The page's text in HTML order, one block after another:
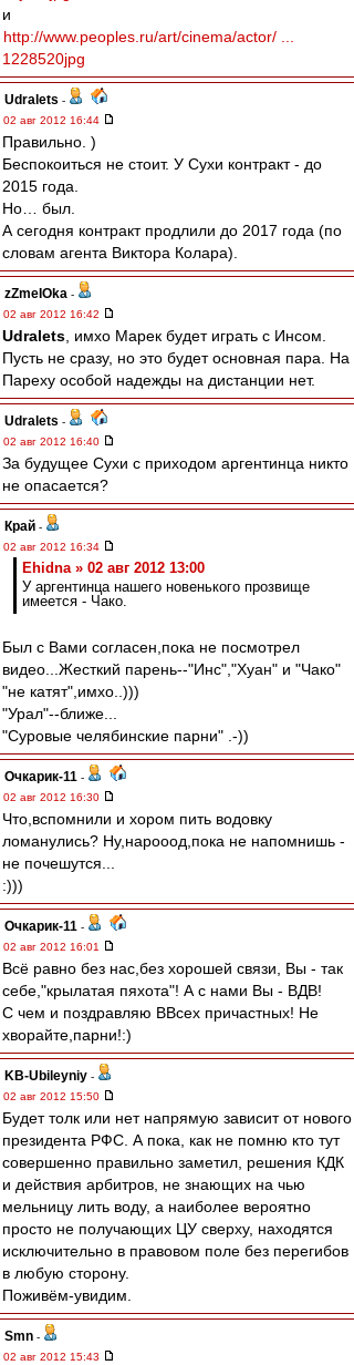
и
http://www.peoples.ru/art/cinema/actor/ ...
1228520jpg
Udralets -
02 авг 2012 16:44
Правильно. )
Беспокоиться не стоит. У Сухи контракт - до
2015 года.
Но… был.
А сегодня контракт продлили до 2017 года (по
словам агента Виктора Колара).
zZmeIOka -
02 авг 2012 16:42
Udralets , имхо Марек будет играть с Инсом.
Пусть не сразу, но это будет основная пара. На
Пареху особой надежды на дистанции нет.
Udralets -
02 авг 2012 16:40
За будущее Сухи с приходом аргентинца никто
не опасается?
Край -
02 авг 2012 16:34
Ehidna » 02 авг 2012 13:00
У аргентинца нашего новенького прозвище
имеется - Чако.
Был с Вами согласен,пока не посмотрел
видео...Жесткий парень--"Инс","Хуан" и "Чако"
"не катят",имхо..)))
"Урал"--ближе...
"Суровые челябинские парни" .-))
Очкарик-11 -
02 авг 2012 16:30
Что,вспомнили и хором пить водовку
ломанулись? Ну,нарооод,пока не напомнишь -
не почешутся...
:)))
Очкарик-11 -
02 авг 2012 16:01
Всё равно без нас,без хорошей связи, Вы - так
себе,"крылатая пяхота"! А с нами Вы - ВДВ!
С чем и поздравляю ВВсех причастных! Не
хворайте,парни!:)
KB-Ubileyniy -
02 авг 2012 15:50
Будет толк или нет напрямую зависит от нового
президента РФС. А пока, как не помню кто тут
совершенно правильно заметил, решения КДК
и действия арбитров, не знающих на чью
мельницу лить воду, а наиболее вероятно
просто не получающих ЦУ сверху, находятся
исключительно в правовом поле без перегибов
в любую сторону.
Поживём-увидим.
Smn -
02 авг 2012 15:43